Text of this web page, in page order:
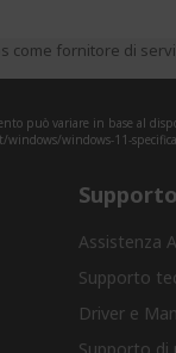
come fornitore di
può variare in base al
windows-11-
Supporto
Assistenza
Supporto
Driver e